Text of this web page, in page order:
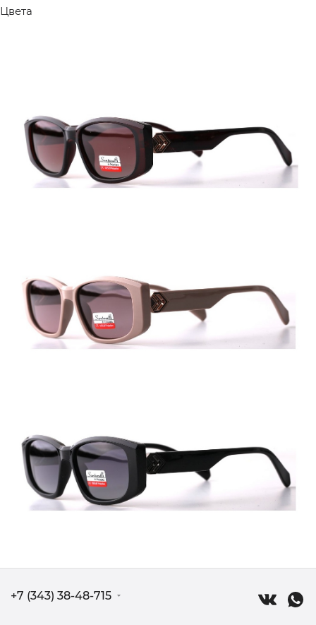
Цвета
+7 (343) 38-48-715